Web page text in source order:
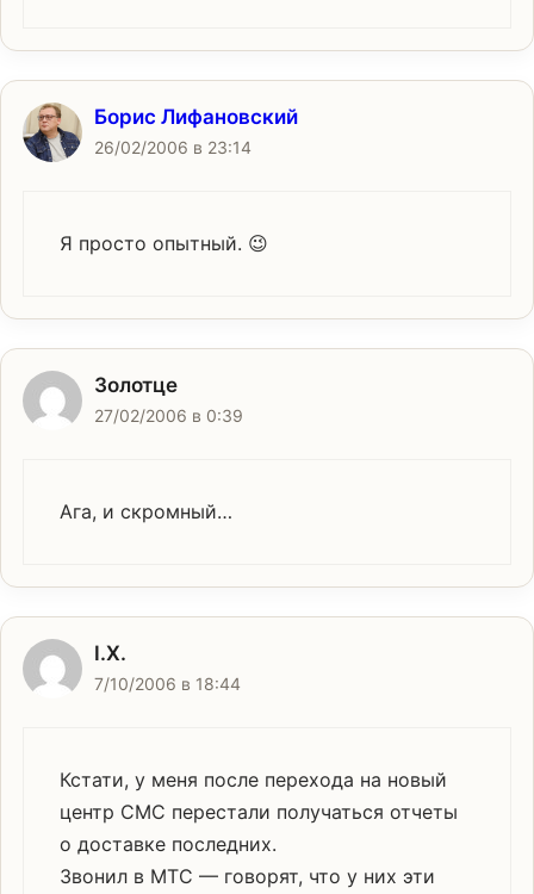
Борис Лифановский
26/02/2006 в 23:14
Я просто опытный. 😉
Золотце
27/02/2006 в 0:39
Ага, и скромный…
I.X.
7/10/2006 в 18:44
Кстати, у меня после перехода на новый
центр СМС перестали получаться отчеты
о доставке последних.
Звонил в МТС — говорят, что у них эти